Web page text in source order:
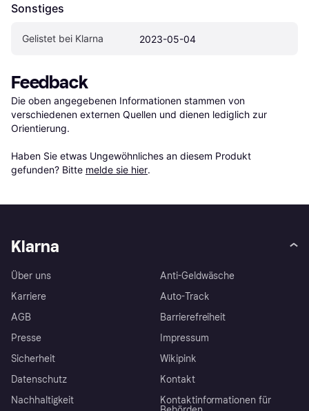
Sonstiges
Gelistet bei Klarna 2023-05-04
Feedback
Die oben angegebenen Informationen stammen von
verschiedenen externen Quellen und dienen lediglich zur
Orientierung.
Haben Sie etwas Ungewöhnliches an diesem Produkt
gefunden? Bitte melde sie hier.
Klarna
Über uns
Karriere
AGB
Presse
Sicherheit
Datenschutz
Nachhaltigkeit
Anti-Geldwäsche
Auto-Track
Barrierefreiheit
Impressum
Wikipink
Kontakt
Kontaktinformationen für